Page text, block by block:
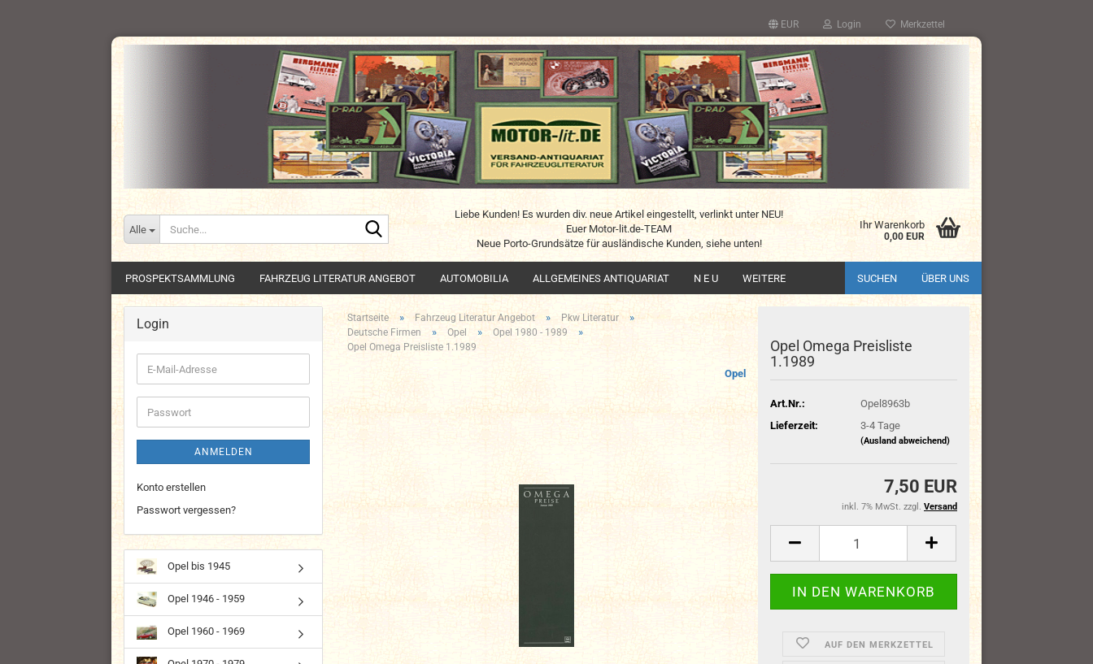
EUR Login Merkzettel
Alle
Suche...
Liebe Kunden! Es wurden div. neue Artikel eingestellt, verlinkt unter NEU!
Euer Motor-lit.de-TEAM
Neue Porto-Grundsätze für ausländische Kunden, siehe unten!
Ihr Warenkorb
0,00 EUR
PROSPEKTSAMMLUNG FAHRZEUG LITERATUR ANGEBOT AUTOMOBILIA ALLGEMEINES ANTIQUARIAT N E U SUCHEN ÜBER UNS
WEITERE
Startseite » Fahrzeug Literatur Angebot » Pkw Literatur »
Deutsche Firmen » Opel » Opel 1980 - 1989 »
Opel Omega Preisliste 1.1989
Opel
Opel Omega Preisliste
1.1989
Art.Nr.:
Opel8963b
Lieferzeit:
3-4 Tage
(Ausland abweichend)
7,50 EUR
inkl. 7% MwSt. zzgl. Versand
AUF DEN MERKZETTEL
Login
E-
Mail-
Adresse
Passwort
ANMELDEN
Konto erstellen
Passwort vergessen?
Opel bis 1945
Opel 1946 - 1959
Opel 1960 - 1969